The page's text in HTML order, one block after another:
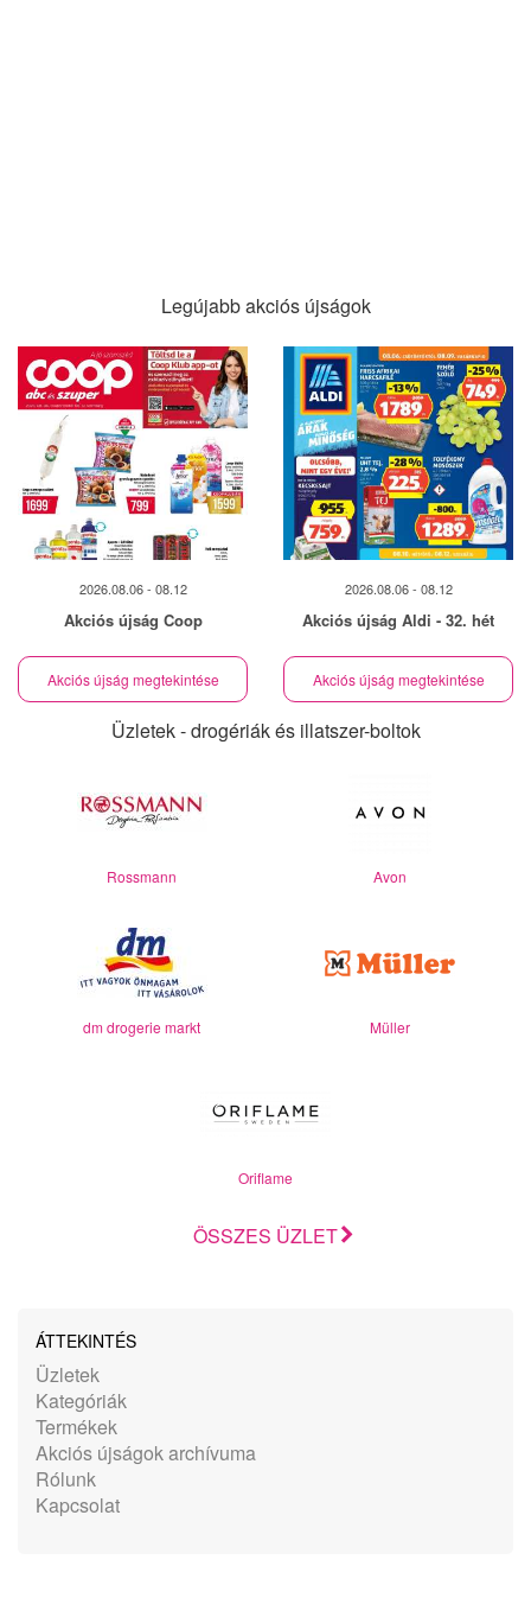
Legújabb akciós újságok
2026.08.06 - 08.12
Akciós újság Coop
Akciós újság megtekintése
2026.08.06 - 08.12
Akciós újság Aldi - 32. hét
Akciós újság megtekintése
Üzletek - drogériák és illatszer-boltok
Rossmann Avon
dm drogerie markt Müller
Oriflame
ÖSSZES ÜZLET
ÁTTEKINTÉS
Üzletek
Kategóriák
Termékek
Akciós újságok archívuma
Rólunk
Kapcsolat